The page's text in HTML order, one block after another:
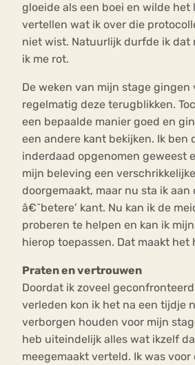
gloeide als een boei en wilde het
vertellen wat ik over die
niet wist. Natuurlijk durfde ik dat
ik me rot.
De weken van mijn stage gingen
regelmatig deze terugblikken.
een bepaalde manier goed en
een andere kant bekijken. Ik ben
inderdaad opgenomen geweest
mijn beleving een
doorgemaakt, maar nu sta ik aan
â€˜betere’ kant. Nu kan ik de
proberen te helpen en kan ik
hierop toepassen. Dat maakt het
Praten en vertrouwen
Doordat ik zoveel
verleden kon ik het na een tijdje
verborgen houden voor mijn
heb uiteindelijk alles wat ikzelf
meegemaakt verteld. Ik was